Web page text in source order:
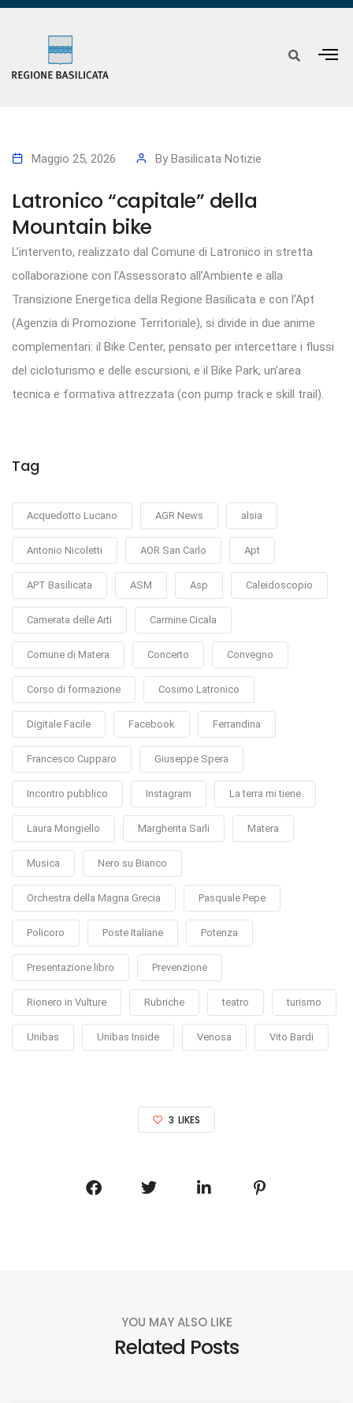
Maggio 25, 2026 By Basilicata Notizie
Latronico “capitale” della
Mountain bike
L’intervento, realizzato dal Comune di Latronico in stretta
collaborazione con l’Assessorato all’Ambiente e alla
Transizione Energetica della Regione Basilicata e con l’Apt
(Agenzia di Promozione Territoriale), si divide in due anime
complementari: il Bike Center, pensato per intercettare i flussi
del cicloturismo e delle escursioni, e il Bike Park, un’area
tecnica e formativa attrezzata (con pump track e skill trail).
Tag
Acquedotto Lucano AGR News alsia
Antonio Nicoletti AOR San Carlo Apt
APT Basilicata ASM Asp Caleidoscopio
Camerata delle Arti Carmine Cicala
Comune di Matera Concerto Convegno
Corso di formazione Cosimo Latronico
Digitale Facile Facebook Ferrandina
Francesco Cupparo Giuseppe Spera
Incontro pubblico Instagram La terra mi tiene
Laura Mongiello Margherita Sarli Matera
Musica Nero su Bianco
Orchestra della Magna Grecia Pasquale Pepe
Policoro Poste Italiane Potenza
Presentazione libro Prevenzione
Rionero in Vulture Rubriche teatro turismo
Unibas Unibas Inside Venosa Vito Bardi
3 LIKES
YOU MAY ALSO LIKE
Related Posts